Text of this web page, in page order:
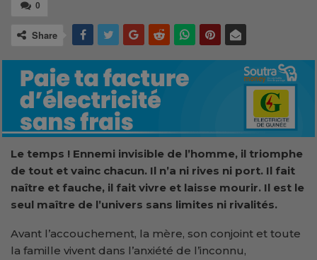
0
Share
Le temps ! Ennemi invisible de l’homme, il triomphe
de tout et vainc chacun. Il n’a ni rives ni port. Il fait
naître et fauche, il fait vivre et laisse mourir. Il est le
seul maître de l’univers sans limites ni rivalités.
Avant l’accouchement, la mère, son conjoint et toute
la famille vivent dans l’anxiété de l’inconnu,